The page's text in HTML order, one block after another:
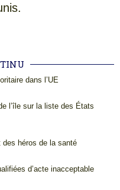
dans l’UE
l’île sur la liste des États
héros de la santé
d’acte inacceptable